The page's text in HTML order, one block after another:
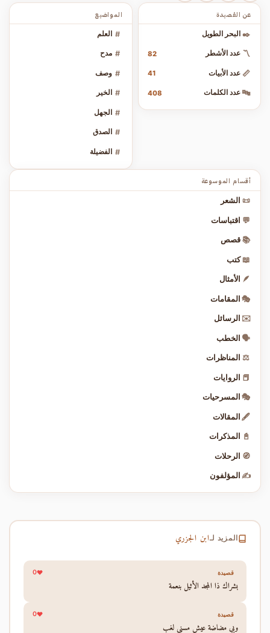
المواضيع
# العلم
# مدح
# وصف
# الخير
# الجهل
# الصدق
# الفضيلة
عن القصيدة
✒️ البحر الطويل
〽️ عدد الأشطر 82
📏 عدد الأبيات 41
🔤 عدد الكلمات 408
أقسام الموسوعة
📜 الشعر
💬 اقتباسات
📚 قصص
📖 كتب
🪶 الأمثال
🎭 المقامات
✉️ الرسائل
🗣️ الخطب
⚖️ المناظرات
📕 الروايات
🎭 المسرحيات
🖋️ المقالات
📓 المذكرات
🧭 الرحلات
✍️ المؤلفون
المزيد لـابن الجزري
قصيدة 0
بشراك ذا المجد الأثيل بنعمة
قصيدة 0
وبي مضاضة عيش مسني لغب